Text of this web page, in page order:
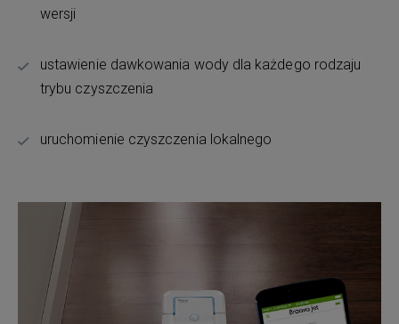
wersji
ustawienie dawkowania wody dla każdego rodzaju
trybu czyszczenia
uruchomienie czyszczenia lokalnego